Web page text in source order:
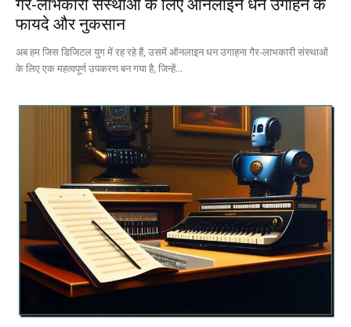
गैर-लाभकारी संस्थाओं के लिए ऑनलाइन धन उगाहने के
फायदे और नुकसान
अब हम जिस डिजिटल युग में रह रहे हैं, उसमें ऑनलाइन धन उगाहना गैर-लाभकारी संस्थाओं
के लिए एक महत्वपूर्ण उपकरण बन गया है, जिन्हें...